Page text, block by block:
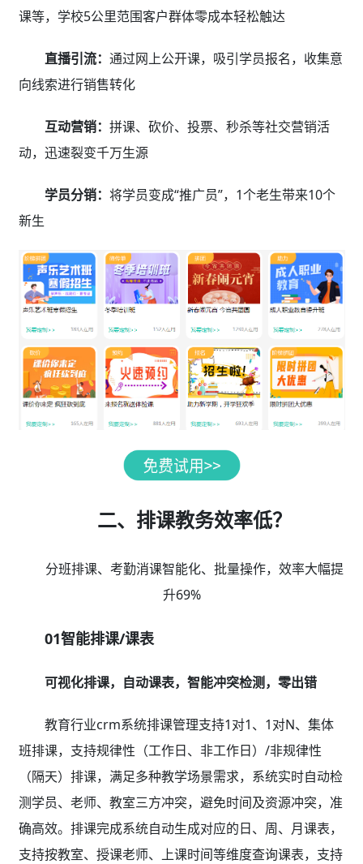
课等，学校5公里范围客户群体零成本轻松触达
直播引流： 通过网上公开课，吸引学员报名，收集意
向线索进行销售转化
互动营销： 拼课、砍价、投票、秒杀等社交营销活
动，迅速裂变千万生源
学员分销： 将学员变成“推广员”，1个老生带来10个
新生
二、排课教务效率低？
分班排课、考勤消课智能化、批量操作，效率大幅提
升69%
01智能排课/课表
可视化排课，自动课表，智能冲突检测，零出错
教育行业crm系统排课管理支持1对1、1对N、集体
班排课，支持规律性（工作日、非工作日）/非规律性
（隔天）排课，满足多种教学场景需求，系统实时自动检
测学员、老师、教室三方冲突，避免时间及资源冲突，准
确高效。排课完成系统自动生成对应的日、周、月课表，
支持按教室、授课老师、上课时间等维度查询课表，支持